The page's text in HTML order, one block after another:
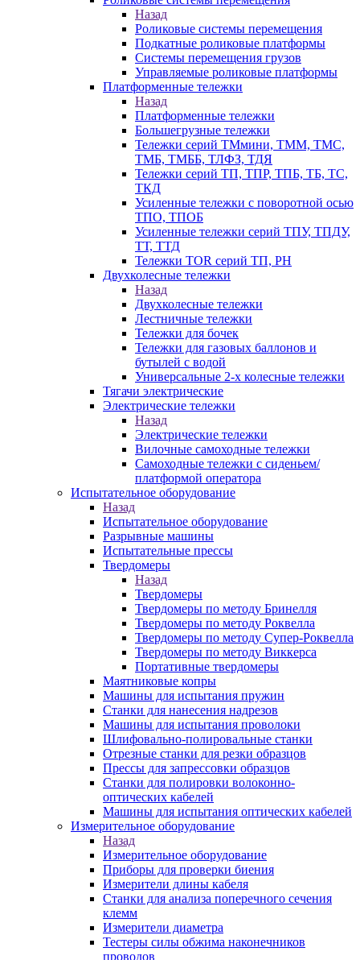
Назад
Роликовые системы перемещения
Подкатные роликовые платформы
Системы перемещения грузов
Управляемые роликовые платформы
Платформенные тележки
Назад
Платформенные тележки
Большегрузные тележки
Тележки серий ТМмини, ТММ, ТМС,
ТМБ, ТМББ, ТЛФЗ, ТДЯ
Тележки серий ТП, ТПР, ТПБ, ТБ, ТС,
ТКД
Усиленные тележки с поворотной осью
ТПО, ТПОБ
Усиленные тележки серий ТПУ, ТПДУ,
ТТ, ТТД
Тележки TOR серий ТП, PH
Двухколесные тележки
Назад
Двухколесные тележки
Лестничные тележки
Тележки для бочек
Тележки для газовых баллонов и
бутылей с водой
Универсальные 2-х колесные тележки
Тягачи электрические
Электрические тележки
Назад
Электрические тележки
Вилочные самоходные тележки
Самоходные тележки с сиденьем/
платформой оператора
Испытательное оборудование
Назад
Испытательное оборудование
Разрывные машины
Испытательные прессы
Твердомеры
Назад
Твердомеры
Твердомеры по методу Бринелля
Твердомеры по методу Роквелла
Твердомеры по методу Супер-Роквелла
Твердомеры по методу Виккерса
Портативные твердомеры
Маятниковые копры
Машины для испытания пружин
Станки для нанесения надрезов
Машины для испытания проволоки
Шлифовально-полировальные станки
Отрезные станки для резки образцов
Прессы для запрессовки образцов
Станки для полировки волоконно-
оптических кабелей
Машины для испытания оптических кабелей
Измерительное оборудование
Назад
Измерительное оборудование
Приборы для проверки биения
Измерители длины кабеля
Станки для анализа поперечного сечения
клемм
Измерители диаметра
Тестеры силы обжима наконечников
проводов